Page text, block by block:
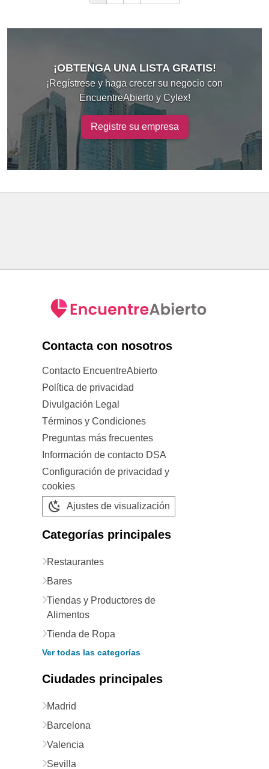
¡OBTENGA UNA LISTA GRATIS!
¡Regístrese y haga crecer su negocio con
EncuentreAbierto y Cylex!
Registre su empresa
Contacta con nosotros
Contacto EncuentreAbierto
Política de privacidad
Divulgación Legal
Términos y Condiciones
Preguntas más frecuentes
Información de contacto DSA
Configuración de privacidad y
cookies
Ajustes de visualización
Categorías principales
Restaurantes
Bares
Tiendas y Productores de
Alimentos
Tienda de Ropa
Ver todas las categorías
Ciudades principales
Madrid
Barcelona
Valencia
Sevilla